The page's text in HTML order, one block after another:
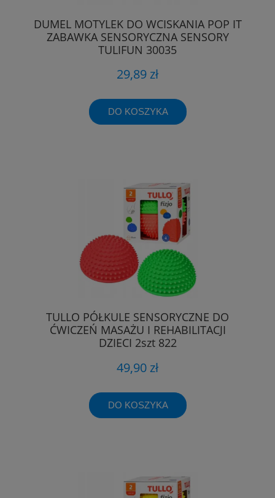
DUMEL MOTYLEK DO WCISKANIA POP IT
ZABAWKA SENSORYCZNA SENSORY
TULIFUN 30035
29,89 zł
DO KOSZYKA
TULLO PÓŁKULE SENSORYCZNE DO
ĆWICZEŃ MASAŻU I REHABILITACJI
DZIECI 2szt 822
49,90 zł
DO KOSZYKA